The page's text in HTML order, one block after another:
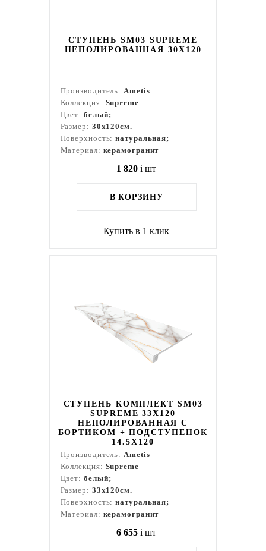
СТУПЕНЬ SM03 SUPREME
НЕПОЛИРОВАННАЯ 30X120
Производитель:Ametis
Коллекция: Supreme
Цвет: белый;
Размер: 30x120см.
Поверхность:натуральная;
Материал: керамогранит
1 820 i шт
В КОРЗИНУ
Купить в 1 клик
СТУПЕНЬ КОМПЛЕКТ SM03
SUPREME 33X120
НЕПОЛИРОВАННАЯ С
БОРТИКОМ + ПОДСТУПЕНОК
14.5X120
Производитель:Ametis
Коллекция: Supreme
Цвет: белый;
Размер: 33x120см.
Поверхность:натуральная;
Материал: керамогранит
6 655 i шт